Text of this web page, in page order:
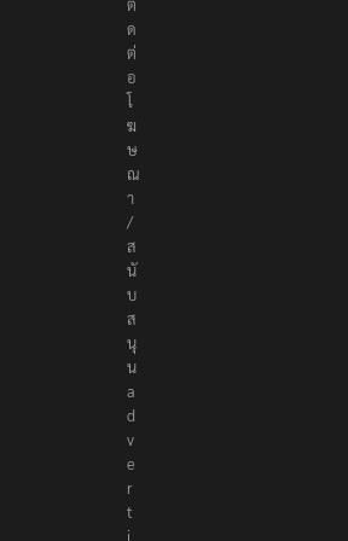
c
o
ติ
ด
ต่
อ
โ
ฆ
ษ
ณ
า
/
ส
นั
บ
ส
นุ
น
a
d
v
e